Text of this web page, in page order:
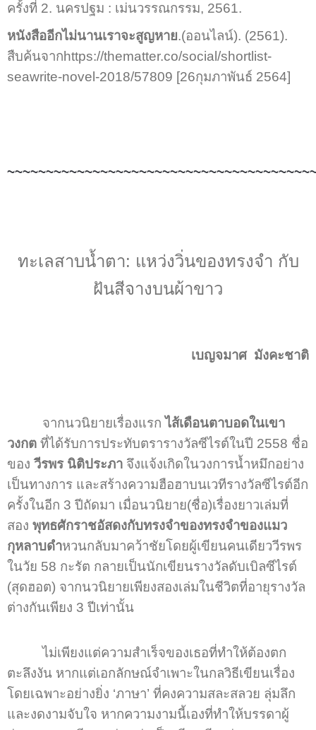
ครั้งที่ 2. นครปฐม : เม่นวรรณกรรม, 2561.
หนังสืออีกไม่นานเราจะสูญหาย.(ออนไลน์). (2561).
สืบค้นจากhttps://thematter.co/social/shortlist-
seawrite-novel-2018/57809 [26กุมภาพันธ์ 2564]
~~~~~~~~~~~~~~~~~~~~~~~~~~~~~~~
ทะเลสาบน้ำตา: แหว่งวิ่นของทรงจำ กับ
ฝันสีจางบนผ้าขาว
เบญจมาศ มังคะชาติ
จากนวนิยายเรื่องแรก ไส้เดือนตาบอดในเขา
วงกต ที่ได้รับการประทับตรารางวัลซีไรต์ในปี 2558 ชื่อ
ของ วีรพร นิติประภา จึงแจ้งเกิดในวงการน้ำหมึกอย่าง
เป็นทางการ และสร้างความฮือฮาบนเวทีรางวัลซีไรต์อีก
ครั้งในอีก 3 ปีถัดมา เมื่อนวนิยาย(ชื่อ)เรื่องยาวเล่มที่
สอง พุทธศักราชอัสดงกับทรงจำของทรงจำของแมว
กุหลาบดำหวนกลับมาคว้าชัยโดยผู้เขียนคนเดียววีรพร
ในวัย 58 กะรัต กลายเป็นนักเขียนรางวัลดับเบิลซีไรต์
(สุดฮอต) จากนวนิยายเพียงสองเล่มในชีวิตที่อายุรางวัล
ต่างกันเพียง 3 ปีเท่านั้น
ไม่เพียงแต่ความสำเร็จของเธอที่ทำให้ต้องตก
ตะลึงงัน หากแต่เอกลักษณ์จำเพาะในกลวิธีเขียนเรื่อง
โดยเฉพาะอย่างยิ่ง ‘ภาษา’ ที่คงความสละสลวย ลุ่มลึก
และงดงามจับใจ หากความงามนี้เองที่ทำให้บรรดาผู้